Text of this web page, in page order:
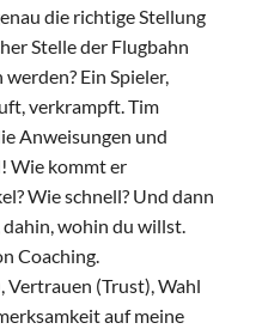
die richtige Stellung
Stelle der Flugbahn
Ein Spieler,
verkrampft. Tim
Anweisungen und
Wie kommt er
Wie schnell? Und dann
dahin, wohin du willst.
Coaching.
Vertrauen (Trust), Wahl
auf meine